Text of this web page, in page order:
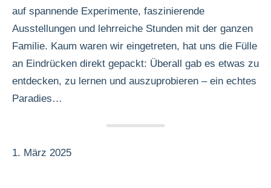
auf spannende Experimente, faszinierende
Ausstellungen und lehrreiche Stunden mit der ganzen
Familie. Kaum waren wir eingetreten, hat uns die Fülle
an Eindrücken direkt gepackt: Überall gab es etwas zu
entdecken, zu lernen und auszuprobieren – ein echtes
Paradies…
1. März 2025